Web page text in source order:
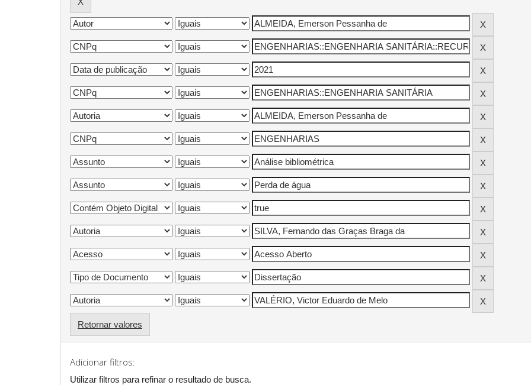
Retornar valores
Adicionar filtros:
Utilizar filtros para refinar o resultado de busca.